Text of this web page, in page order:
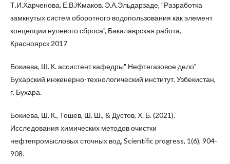
Т.И.Харченова, Е.В.Жмаков, Э.А.Эльдарзаде, "Разработка
замкнутых систем оборотного водопользования как элемент
концепции нулевого сброса", Бакалаврская работа,
Красноярск 2017
Бокиева, Ш. К. ассистент кафедры" Нефтегазовое дело"
Бухарский инженерно-технологический институт. Узбекистан,
г. Бухара.
Бокиева, Ш. К., Тошев, Ш. Ш., & Дустов, Х. Б. (2021).
Исследования химических методов очистки
нефтепромысловых сточных вод. Scientific progress, 1(6), 904-
908.